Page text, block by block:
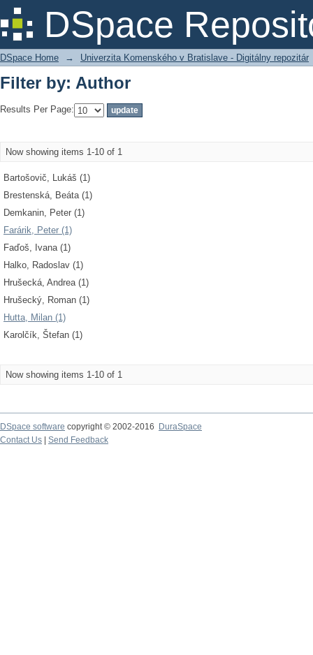
DSpace
Filter by: Author
DSpace Home → Univerzita Komenského v Bratislave - Digitálny repozitár
Filter by: Author
Results Per Page:
Now showing items 1-10 of 1
Bartošovič, Lukáš (1)
Brestenská, Beáta (1)
Demkanin, Peter (1)
Farárik, Peter (1)
Faďoš, Ivana (1)
Halko, Radoslav (1)
Hrušecká, Andrea (1)
Hrušecký, Roman (1)
Hutta, Milan (1)
Karolčík, Štefan (1)
Now showing items 1-10 of 1
DSpace software copyright © 2002-2016
DuraSpace
Contact Us
Send Feedback